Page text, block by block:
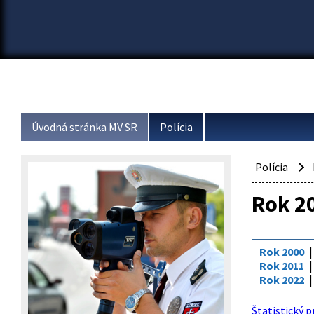
Úvodná stránka MV SR Polícia
Polícia
Rok
Rok 2000
Rok 2011
Rok 2022
Štatistický